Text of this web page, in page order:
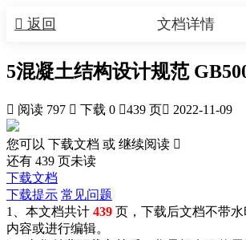
 返回 文档详情
5混凝土结构设计规范
 阅读 797  下载 0 439 页 2022-11-09
您可以 下载文档 或 继续阅读 
还有 439 页未读
下载文档
下载提示 常见问题
1、本文档共计 439 页，下载后文档不带
内容或进行编辑。